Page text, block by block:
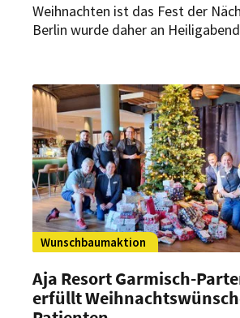
Weihnachten ist das Fest der
Berlin wurde daher an
Wunschbaumaktion
Aja Resort Garmisch-
erfüllt